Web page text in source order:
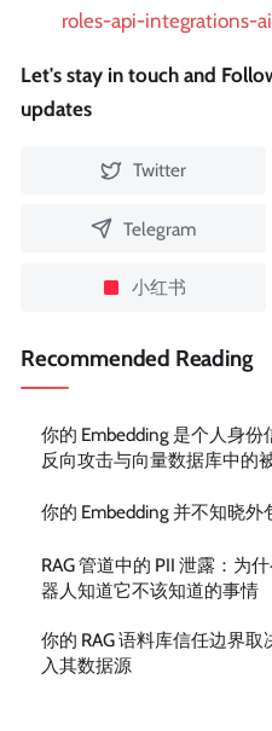
roles-api-integrations-
Let's stay in touch and
updates
Twitter
Telegram
小红书
Recommended Reading
你的 Embedding 是个人身份
反向攻击与向量数据库中的
你的 Embedding 并不知晓外
RAG 管道中的 PII 泄露：为
器人知道它不该知道的事情
你的 RAG 语料库信任边界取
入其数据源